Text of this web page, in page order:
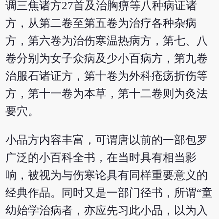
调三焦诸方27首及治胸痹等八种病证诸
方，从第二卷至第五卷为治疗各种杂病
方，第六卷为治伤寒温热病方，第七、八
卷分别为女子众病及少小百病方，第九卷
治服石诸证方，第十卷为外科疮疡折伤等
方，第十一卷为本草，第十二卷则为灸法
要穴。
小品方内容丰富，可谓唐以前的一部包罗
广泛的小百科全书，在当时具有相当影
响，被视为与伤寒论具有同样重要意义的
经典作品。同时又是一部门径书，所谓“童
幼始学治病者，亦应先习此小品，以为入